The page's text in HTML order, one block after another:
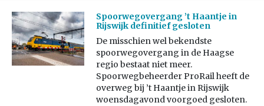
Spoorwegovergang ’t Haantje in
Rijswijk definitief gesloten
De misschien wel bekendste
spoorwegovergang in de Haagse
regio bestaat niet meer.
Spoorwegbeheerder ProRail heeft de
overweg bij ’t Haantje in Rijswijk
woensdagavond voorgoed gesloten.